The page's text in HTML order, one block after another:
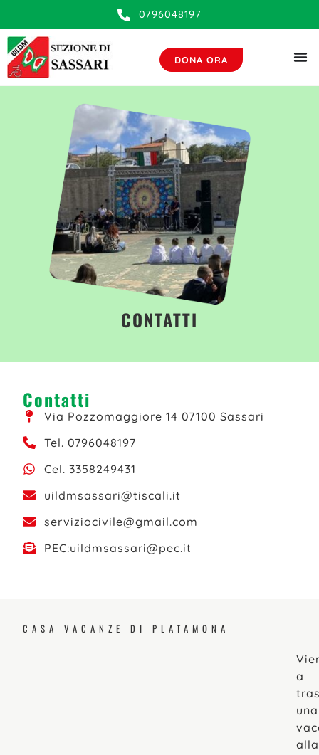
0796048197
DONA ORA
CONTATTI
Contatti
Via Pozzomaggiore 14 07100 Sassari
Tel. 0796048197
Cel. 3358249431
uildmsassari@tiscali.it
serviziocivile@gmail.com
PEC:uildmsassari@pec.it
CASA VACANZE DI PLATAMONA
a
una
alla